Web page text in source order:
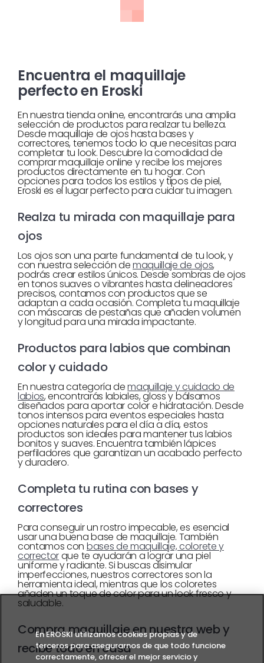
Encuentra el maquillaje
perfecto en Eroski
En nuestra tienda online, encontrarás una amplia
selección de productos para realzar tu belleza.
Desde maquillaje de ojos hasta bases y
correctores, tenemos todo lo que necesitas para
completar tu look. Descubre la comodidad de
comprar maquillaje online y recibe los mejores
productos directamente en tu hogar. Con
opciones para todos los estilos y tipos de piel,
Eroski es el lugar perfecto para cuidar tu imagen.
Realza tu mirada con maquillaje para
ojos
Los ojos son una parte fundamental de tu look, y
con nuestra selección demaquillaje de ojos,
podrás crear estilos únicos. Desde sombras de ojos
en tonos suaves o vibrantes hasta delineadores
precisos, contamos con productos que se
adaptan a cada ocasión. Completa tu maquillaje
con máscaras de pestañas que añaden volumen
y longitud para una mirada impactante.
Productos para labios que combinan
color y cuidado
En nuestra categoría demaquillaje y cuidado de
labios, encontrarás labiales, gloss y bálsamos
diseñados para aportar color e hidratación. Desde
tonos intensos para eventos especiales hasta
opciones naturales para el día a día, estos
productos son ideales para mantener tus labios
bonitos y suaves. Encuentra también lápices
perfiladores que garantizan un acabado perfecto
y duradero.
Completa tu rutina con bases y
correctores
Para conseguir un rostro impecable, es esencial
usar una buena base de maquillaje. También
contamos con bases de maquillaje, colorete y
correctorque te ayudarán a lograr una piel
uniforme y radiante. Si buscas disimular
imperfecciones, nuestros correctores son la
herramienta ideal, mientras que los coloretes
añaden un toque de color para un look fresco y
saludable.
Compra maquillaje en nuestra web y
recibe todo en casa
En EROSKI utilizamos cookies propias y de
terceros para asegurarnos de que todo funcione
correctamente, ofrecer el mejor servicio y